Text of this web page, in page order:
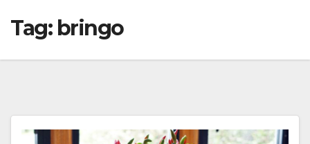
Tag: bringo